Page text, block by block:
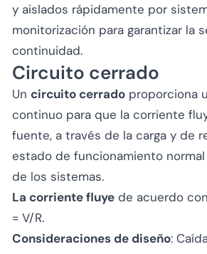
y aislados rápidamente por
monitorización para garantizar la
continuidad.
Circuito cerrado
Un circuito cerrado proporciona
continuo para que la corriente
fuente, a través de la carga y de
estado de funcionamiento normal
de los sistemas.
La corriente fluye de acuerdo
= V/R.
Consideraciones de diseño: